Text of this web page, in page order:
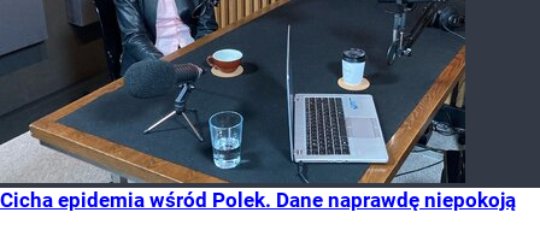
Cicha epidemia wśród Polek. Dane naprawdę niepokoją